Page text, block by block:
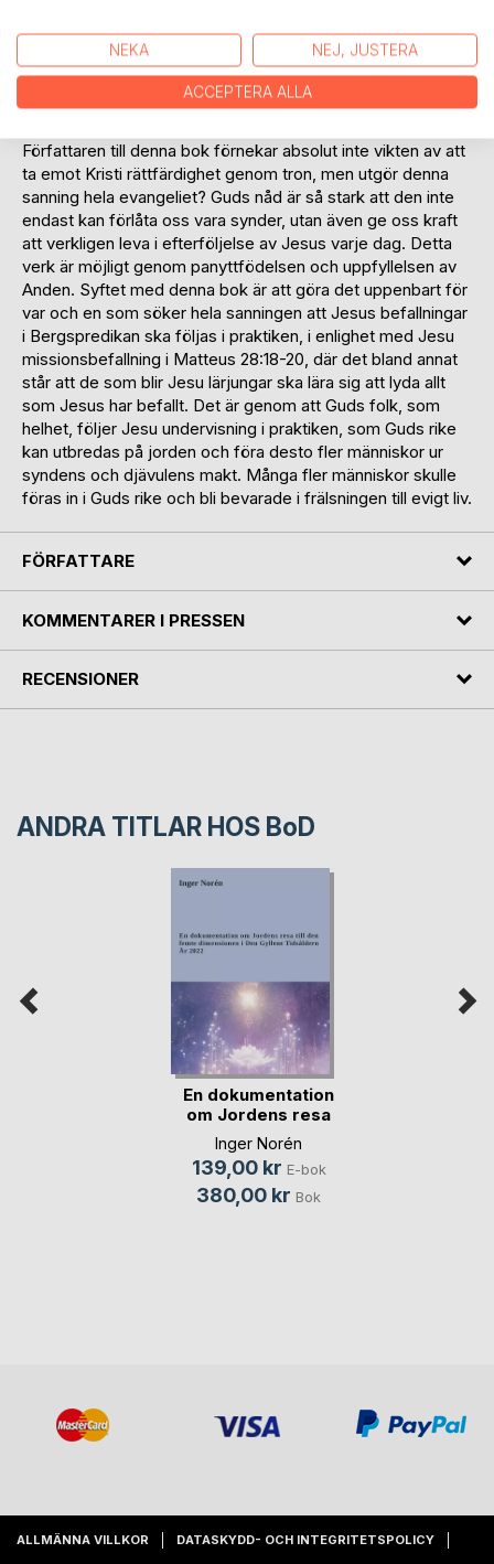
syftet med Jesu befallningar är att överbevisa oss alla om
att det är fullständigt omöjligt att leva enligt Guds perfekta
vilja, för att vi ska förstå att vi måste ta emot Jesu
rättfärdighet genom tron för att kunna bestå inför Gud på
Författaren till denna bok förnekar absolut inte vikten av att
ta emot Kristi rättfärdighet genom tron, men utgör denna
sanning hela evangeliet? Guds nåd är så stark att den inte
endast kan förlåta oss vara synder, utan även ge oss kraft
att verkligen leva i efterföljelse av Jesus varje dag. Detta
verk är möjligt genom panyttfödelsen och uppfyllelsen av
Anden. Syftet med denna bok är att göra det uppenbart för
var och en som söker hela sanningen att Jesus befallningar
i Bergspredikan ska följas i praktiken, i enlighet med Jesu
missionsbefallning i Matteus 28:18-20, där det bland annat
står att de som blir Jesu lärjungar ska lära sig att lyda allt
som Jesus har befallt. Det är genom att Guds folk, som
helhet, följer Jesu undervisning i praktiken, som Guds rike
kan utbredas på jorden och föra desto fler människor ur
syndens och djävulens makt. Många fler människor skulle
föras in i Guds rike och bli bevarade i frälsningen till evigt liv.
FÖRFATTARE
KOMMENTARER I PRESSEN
RECENSIONER
ANDRA TITLAR HOS BoD
En dokumentation
om Jordens resa
t(...)
Inger Norén
139,00 kr E-bok
380,00 kr Bok
ALLMÄNNA VILLKOR DATASKYDD- OCH INTEGRITETSPOLICY
NEKA NEJ, JUSTERA
ACCEPTERA ALLA